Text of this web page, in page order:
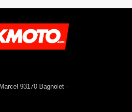
93170 Bagnolet -